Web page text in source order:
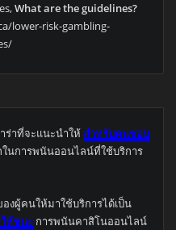
What are the guidelines?
lower-risk-gambling-
ร่าที่จะแนะนำให้สำหรับคนชอบ
ในการพนันออนไลน์ที่ใช้บริการ
งผู้คนให้มาใช้บริการได้เป็น
ให้ชนะ การพนันคาสิโนออนไลน์